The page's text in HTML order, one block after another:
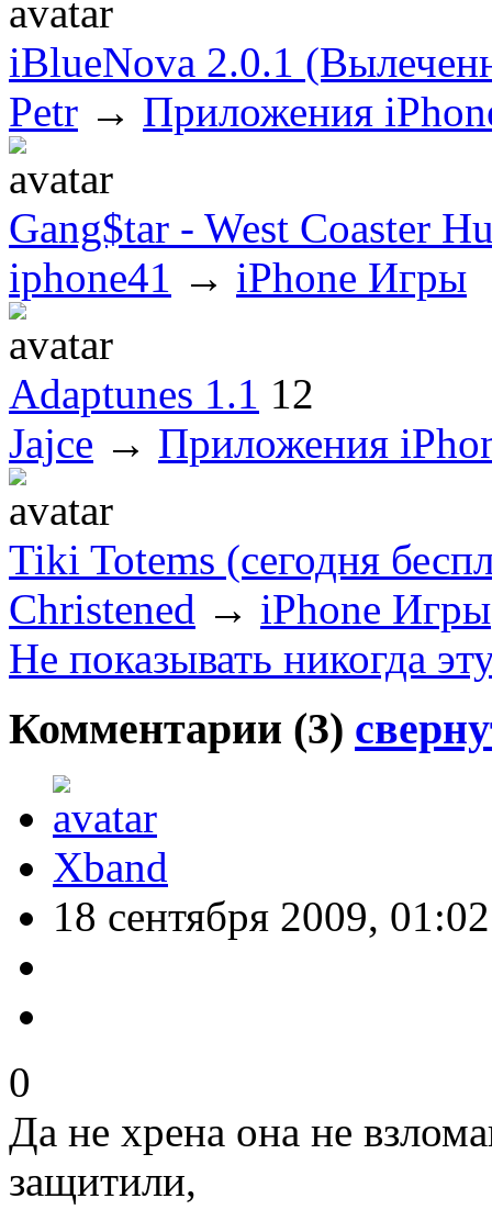
iBlueNova 2.0.1
Petr → Приложения
Gang$tar - West Coaster
iphone41 → iPhone Игры
Adaptunes 1.1 12
Jajce → Приложения
Tiki Totems (сегодня
Christened → iPhone Игры
Не показывать никогда
Комментарии (3)
Xband
18 сентября 2009, 01:02
0
Да не хрена она не
защитили,